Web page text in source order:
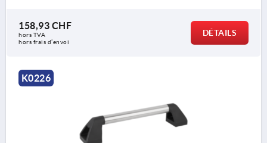
158,93 CHF
hors TVA
hors frais d’envoi
DÉTAILS
K0226